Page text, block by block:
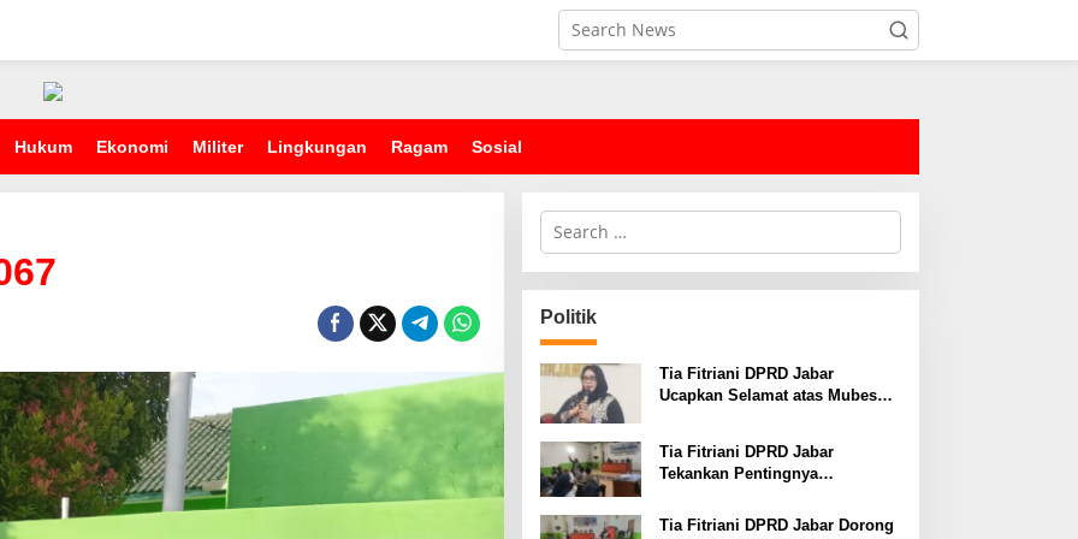
Hukum Ekonomi Militer Lingkungan Ragam Sosial
S
r
c
h
f
o
:
Politik
Tia Fitriani DPRD Jabar
Ucapkan Selamat atas Mubes
Jabar
Tia Fitriani DPRD Jabar
Tekankan Pentingnya
Perkuat Kader NasDem di
Tia Fitriani DPRD Jabar Dorong